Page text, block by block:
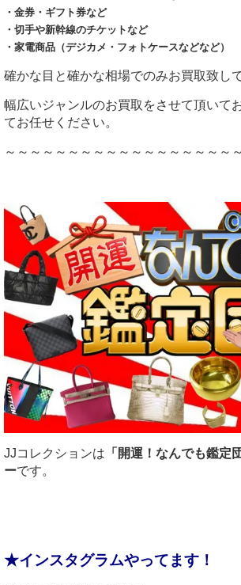
・金券・ギフト券など
・切手や新幹線のチケットなど
・家電商品（デジカメ・フォトケースなどなど）
確かな目と確かな相場でのみお買取致し
幅広いジャンルのお買取をさせて頂いて
てお任せください。
～～～～～～～～～～～～～～～～～～
JJコレクションは 「開運！なんでも鑑定団
ーです。
★インスタグラムやってます！